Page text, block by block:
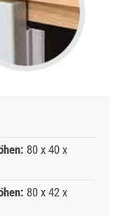
80 x 40 x
80 x 42 x